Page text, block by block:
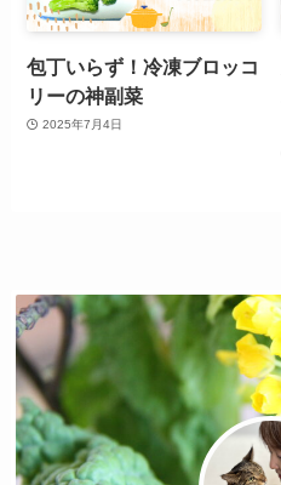
包丁いらず！冷凍ブロッコ
リーの神副菜
2025年7月4日